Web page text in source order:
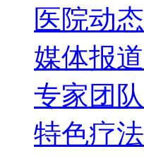
医院动态
媒体报道
专家团队
特色疗法